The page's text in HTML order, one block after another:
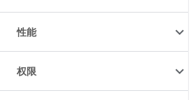
性能
权限